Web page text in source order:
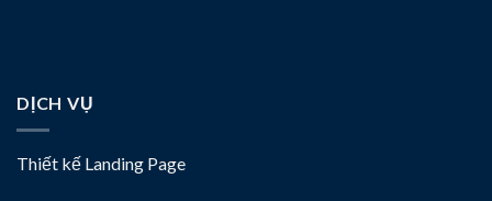
DỊCH VỤ
Thiết kế Landing Page